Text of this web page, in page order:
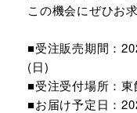
この機会にぜひお
■受注販売期間：
(日)
■受注受付場所：
■お届け予定日：